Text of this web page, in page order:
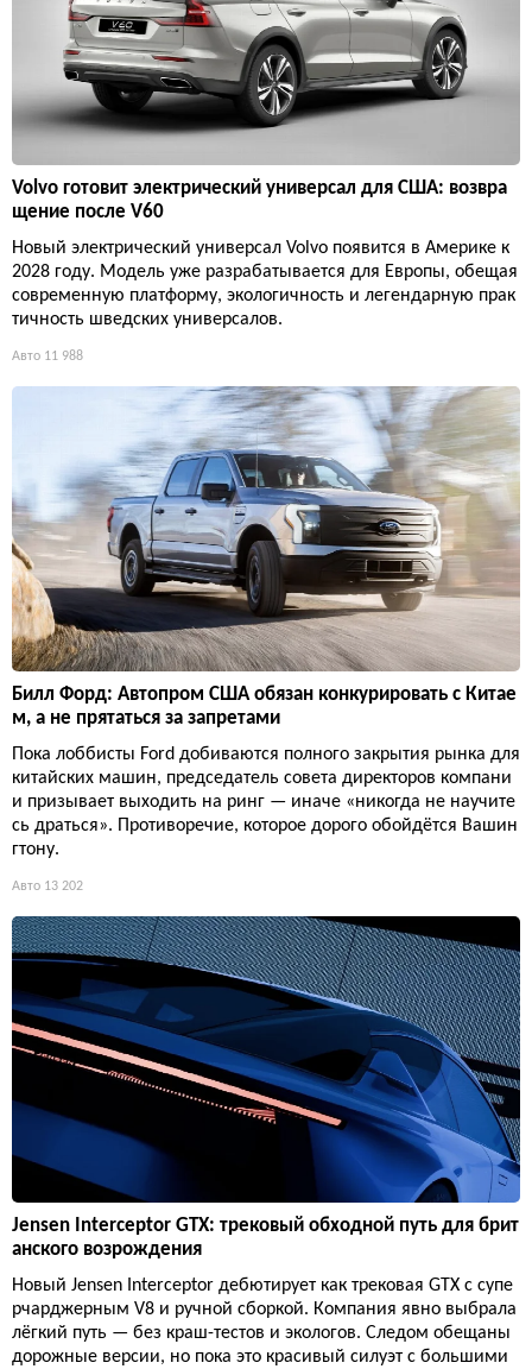
Volvo готовит электрический универсал для США: возвра
щение после V60
Новый электрический универсал Volvo появится в Америке к
2028 году. Модель уже разрабатывается для Европы, обещая
современную платформу, экологичность и легендарную прак
тичность шведских универсалов.
Авто 11 988
Билл Форд: Автопром США обязан конкурировать с Китае
м, а не прятаться за запретами
Пока лоббисты Ford добиваются полного закрытия рынка для
китайских машин, председатель совета директоров компани
и призывает выходить на ринг — иначе «никогда не научите
сь драться». Противоречие, которое дорого обойдётся Вашин
гтону.
Авто 13 202
Jensen Interceptor GTX: трековый обходной путь для брит
анского возрождения
Новый Jensen Interceptor дебютирует как трековая GTX с супе
рчарджерным V8 и ручной сборкой. Компания явно выбрала
лёгкий путь — без краш-тестов и экологов. Следом обещаны
дорожные версии, но пока это красивый силуэт с большими